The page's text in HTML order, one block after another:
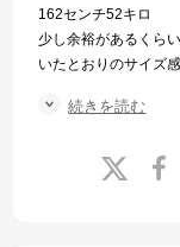
162センチ52キロ
少し余裕があるくら
いたとおりのサイズ
まで4.日程でした。
続きを読む